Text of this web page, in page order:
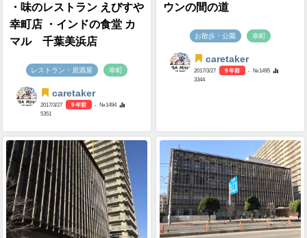
・味のレストラン えびすや
幸町店 ・インドの食堂 カ
マル 千葉美浜店
レストラン・居酒屋 幸町
caretaker
2017/3/27 9 年前
- №1494
5351
ウンの間の道
お散歩・公園 幸町
caretaker
2017/3/27 9 年前
- №1495
3344